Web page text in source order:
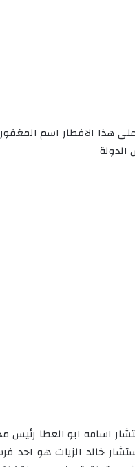
هذا الافطار اسم المغفور
اسامه ابو العطا رئيس
خالد الزيات هو احد